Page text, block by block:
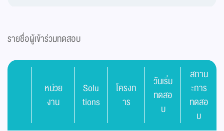
รายชื่อผู้เข้าร่วมทดสอบ
หน่วย
งาน
Solu
tions
โครงก
าร
วันเริ่ม
ทดสอ
บ
สถาน
ะการ
ทดสอ
บ